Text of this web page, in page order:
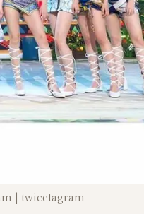
| twicetagram